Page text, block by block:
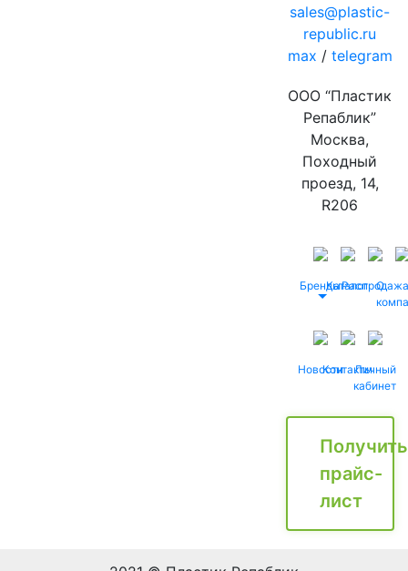
sales@plastic-
republic.ru
max / telegram
ООО “Пластик
Репаблик”
Москва,
Походный
проезд, 14,
R206
БрендыКаталог
Распродажа
О
НовостиКонтактыЛичный
кабинет
Получить
прайс-
лист